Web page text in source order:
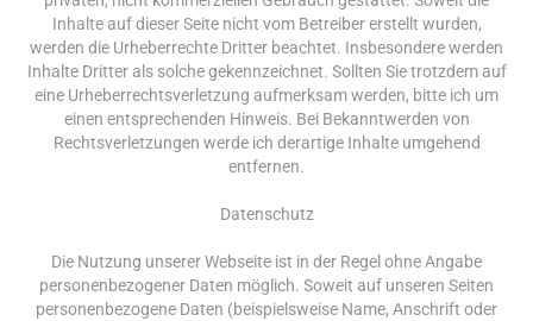
Inhalte auf dieser Seite nicht vom Betreiber erstellt wurden,
werden die Urheberrechte Dritter beachtet. Insbesondere werden
Inhalte Dritter als solche gekennzeichnet. Sollten Sie trotzdem auf
eine Urheberrechtsverletzung aufmerksam werden, bitte ich um
einen entsprechenden Hinweis. Bei Bekanntwerden von
Rechtsverletzungen werde ich derartige Inhalte umgehend
entfernen.
Datenschutz
Die Nutzung unserer Webseite ist in der Regel ohne Angabe
personenbezogener Daten möglich. Soweit auf unseren Seiten
personenbezogene Daten (beispielsweise Name, Anschrift oder